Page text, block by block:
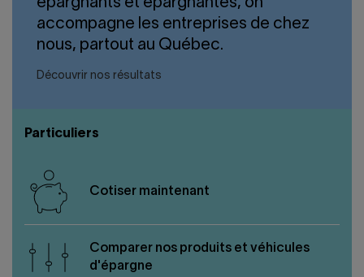
LIENS RAPIDES
Nous joindre
accompagne les entreprises de chez
nous, partout au Québec.
Découvrir nos résultats
Particuliers
Cotiser maintenant
Comparer nos produits et véhicules
d'épargne